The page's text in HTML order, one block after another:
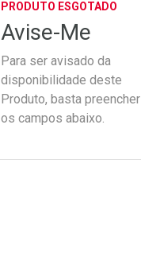
PRODUTO ESGOTADO
Avise-Me
Para ser avisado da
disponibilidade deste
Produto, basta preencher
os campos abaixo.